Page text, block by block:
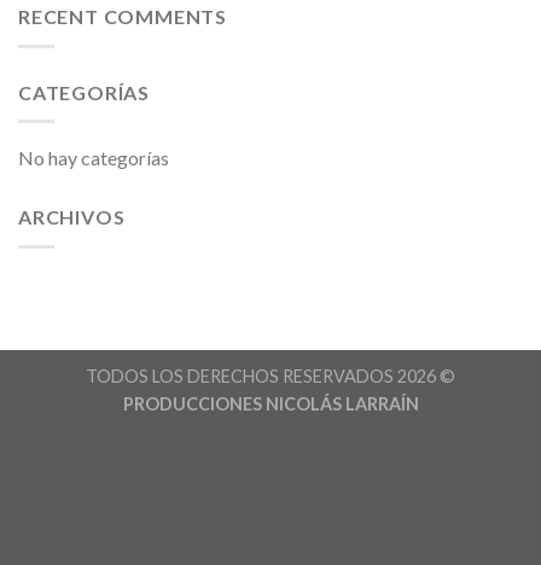
RECENT COMMENTS
CATEGORÍAS
No hay categorías
ARCHIVOS
TODOS LOS DERECHOS RESERVADOS 2026 ©
PRODUCCIONES NICOLÁS LARRAÍN